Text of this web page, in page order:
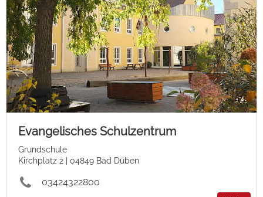
Evangelisches Schulzentrum
Grundschule
Kirchplatz 2 | 04849 Bad Düben
03424322800